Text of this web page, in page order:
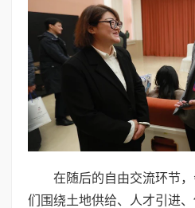
在随后的自由交流环节
们围绕土地供给、人才引进